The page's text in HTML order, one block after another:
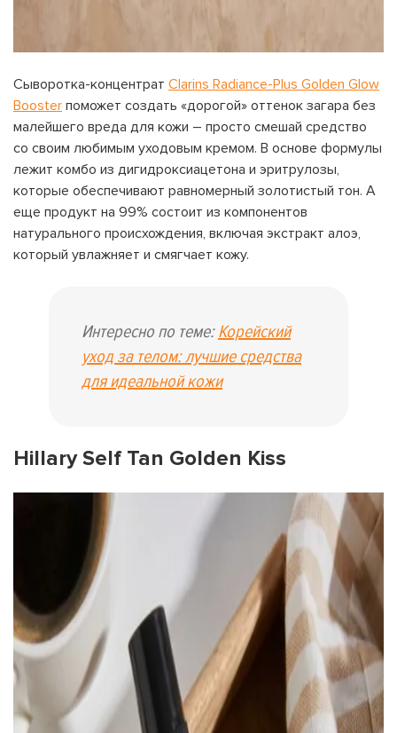
Сыворотка-концентрат Clarins Radiance-Plus Golden Glow
Booster поможет создать «дорогой» оттенок загара без
малейшего вреда для кожи – просто смешай средство
со своим любимым уходовым кремом. В основе формулы
лежит комбо из дигидроксиацетона и эритрулозы,
которые обеспечивают равномерный золотистый тон. А
еще продукт на 99% состоит из компонентов
натурального происхождения, включая экстракт алоэ,
который увлажняет и смягчает кожу.
Интересно по теме:Корейский
уход за телом: лучшие средства
для идеальной кожи
Hillary Self Tan Golden Kiss